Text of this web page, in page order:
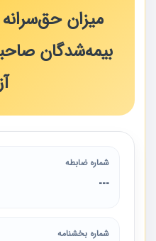
بیمه‌شدگان
شماره ضابطه
---
شماره بخشنامه